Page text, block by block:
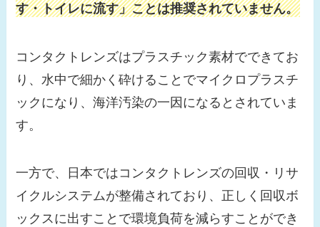
す・トイレに流す」ことは推奨されていません。
コンタクトレンズはプラスチック素材でできてお
り、水中で細かく砕けることでマイクロプラスチ
ックになり、海洋汚染の一因になるとされていま
す。
一方で、日本ではコンタクトレンズの回収・リサ
イクルシステムが整備されており、正しく回収ボ
ックスに出すことで環境負荷を減らすことができ